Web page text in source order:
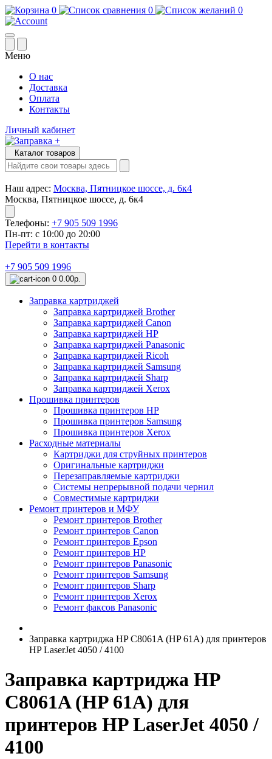
0 0 0
Меню
О нас
Доставка
Оплата
Контакты
Личный кабинет
Каталог товаров
Наш адрес: Москва, Пятницкое шоссе, д. 6к4
Москва, Пятницкое шоссе, д. 6к4
Телефоны: +7 905 509 1996
Пн-пт: с 10:00 до 20:00
Перейти в контакты
+7 905 509 1996
0 0.00р.
Заправка картриджей
Заправка картриджей Brother
Заправка картриджей Canon
Заправка картриджей HP
Заправка картриджей Panasonic
Заправка картриджей Ricoh
Заправка картриджей Samsung
Заправка картриджей Sharp
Заправка картриджей Xerox
Прошивка принтеров
Прошивка принтеров HP
Прошивка принтеров Samsung
Прошивка принтеров Xerox
Расходные материалы
Картриджи для струйных принтеров
Оригинальные картриджи
Перезаправляемые картриджи
Системы непрерывной подачи чернил
Совместимые картриджи
Ремонт принтеров и МФУ
Ремонт принтеров Brother
Ремонт принтеров Canon
Ремонт принтеров Epson
Ремонт принтеров HP
Ремонт принтеров Panasonic
Ремонт принтеров Samsung
Ремонт принтеров Sharp
Ремонт принтеров Xerox
Ремонт факсов Panasonic
Заправка картриджа HP C8061A (HP 61A) для принтеров
HP LaserJet 4050 / 4100
Заправка картриджа HP
C8061A (HP 61A) для
принтеров HP LaserJet 4050 /
4100